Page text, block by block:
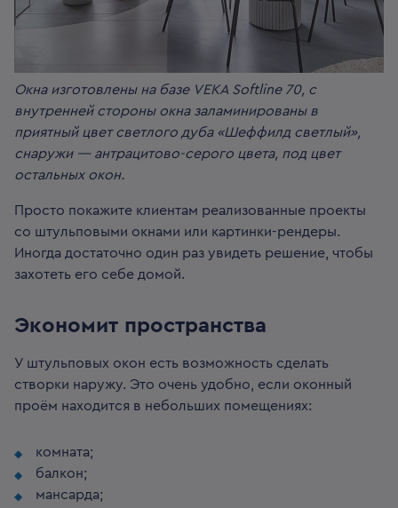
Окна изготовлены на базе VEKA Softline 70, с
внутренней стороны окна заламинированы в
приятный цвет светлого дуба «Шеффилд светлый»,
снаружи — антрацитово-серого цвета, под цвет
остальных окон.
Просто покажите клиентам реализованные проекты
со штульповыми окнами или картинки-рендеры.
Иногда достаточно один раз увидеть решение, чтобы
захотеть его себе домой.
Экономит пространства
У штульповых окон есть возможность сделать
створки наружу. Это очень удобно, если оконный
проём находится в небольших помещениях:
комната;
балкон;
мансарда;